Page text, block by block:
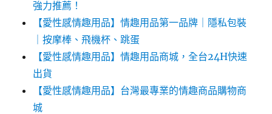
強力推薦！
【愛性感情趣用品】情趣用品第一品牌｜隱私包裝
｜按摩棒、飛機杯、跳蛋
【愛性感情趣用品】情趣用品商城，全台24H快速
出貨
【愛性感情趣用品】台灣最專業的情趣商品購物商
城